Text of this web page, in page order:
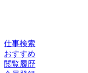
仕事検索
おすすめ
閲覧履歴